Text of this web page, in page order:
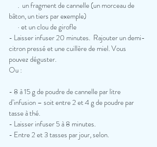
bâton, un tiers par exemple)
      · et un clou de girofle
- Laisser infuser 20 minutes.  Rajouter un demi-
citron pressé et une cuillère de miel. Vous
pouvez déguster.
Ou :
- 8 à 15 g de poudre de cannelle par litre
d’infusion – soit entre 2 et 4 g de poudre par
tasse à thé.
- Laisser infuser 5 à 8 minutes.
- Entre 2 et 3 tasses par jour, selon.